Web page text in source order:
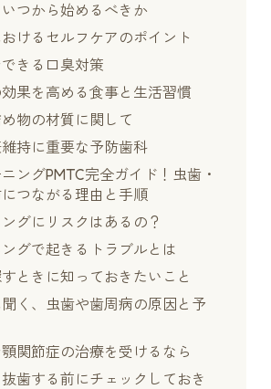
つから始めるべきか
けるセルフケアのポイント
きる口臭対策
果を高める食事と生活習慣
物の材質に関して
持に重要な予防歯科
ングPMTC完全ガイド！虫歯・
つながる理由と手順
グにリスクはあるの？
グで起きるトラブルとは
ときに知っておきたいこと
く、虫歯や歯周病の原因と予
関節症の治療を受けるなら
歯する前にチェックしておき